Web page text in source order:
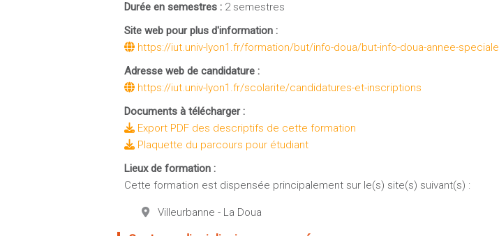
Durée en semestres : 2 semestres
Site web pour plus d'information :
https://iut.univ-lyon1.fr/formation/but/info-doua/but-info-doua-annee-speciale
Adresse web de candidature :
https://iut.univ-lyon1.fr/scolarite/candidatures-et-inscriptions
Documents à télécharger :
Export PDF des descriptifs de cette formation
Plaquette du parcours pour étudiant
Lieux de formation :
Cette formation est dispensée principalement sur le(s) site(s) suivant(s) :
Villeurbanne - La Doua